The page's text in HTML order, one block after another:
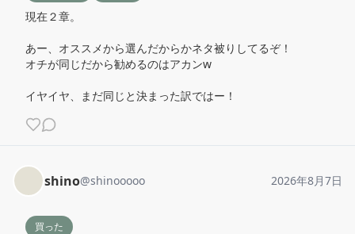
現在２章。
あー、オススメから選んだからかネタ被りしてるぞ！
オチが同じだから勧めるのはアカンw
イヤイヤ、まだ同じと決まった訳ではー！
shino@shinooooo 2026年8月7日
買った